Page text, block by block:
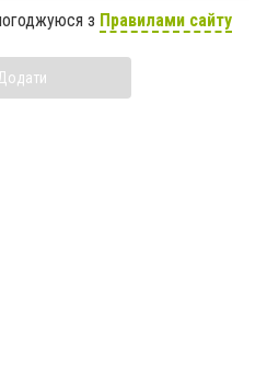
з Правилами сайту
Додати